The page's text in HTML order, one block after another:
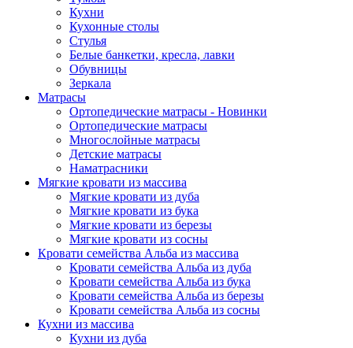
Кухни
Кухонные столы
Стулья
Белые банкетки, кресла, лавки
Обувницы
Зеркала
Матрасы
Ортопедические матрасы - Новинки
Ортопедические матрасы
Многослойные матрасы
Детские матрасы
Наматрасники
Мягкие кровати из массива
Мягкие кровати из дуба
Мягкие кровати из бука
Мягкие кровати из березы
Мягкие кровати из сосны
Кровати семейства Альба из массива
Кровати семейства Альба из дуба
Кровати семейства Альба из бука
Кровати семейства Альба из березы
Кровати семейства Альба из сосны
Кухни из массива
Кухни из дуба